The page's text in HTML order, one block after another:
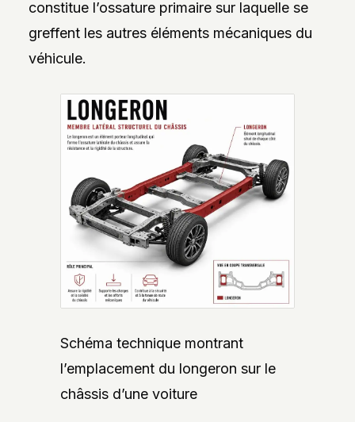
constitue l’ossature primaire sur laquelle se
greffent les autres éléments mécaniques du
véhicule.
Schéma technique montrant
l’emplacement du longeron sur le
châssis d’une voiture